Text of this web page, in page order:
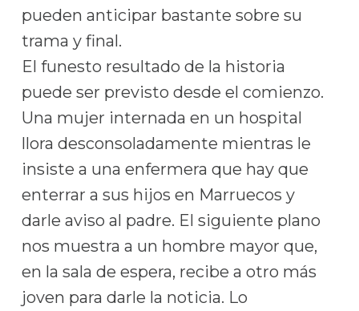
pueden anticipar bastante sobre su
trama y final.
El funesto resultado de la historia
puede ser previsto desde el comienzo.
Una mujer internada en un hospital
llora desconsoladamente mientras le
insiste a una enfermera que hay que
enterrar a sus hijos en Marruecos y
darle aviso al padre. El siguiente plano
nos muestra a un hombre mayor que,
en la sala de espera, recibe a otro más
joven para darle la noticia. Lo